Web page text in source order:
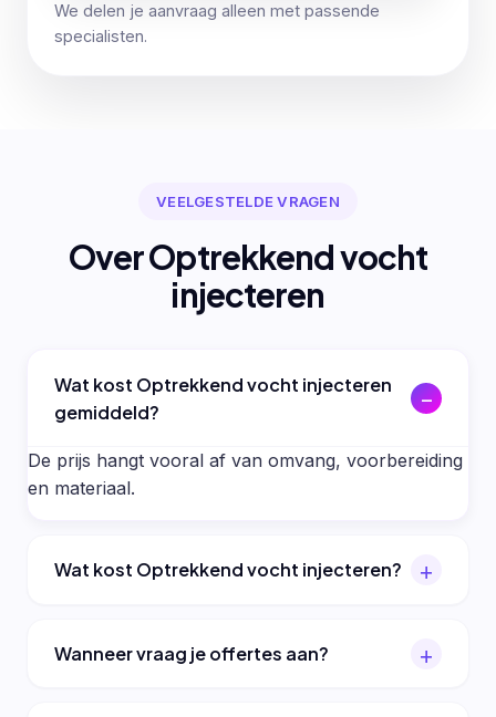
We delen je aanvraag alleen met passende
specialisten.
VEELGESTELDE VRAGEN
Over Optrekkend vocht
injecteren
Wat kost Optrekkend vocht injecteren
gemiddeld?
De prijs hangt vooral af van omvang, voorbereiding
en materiaal.
Wat kost Optrekkend vocht injecteren?
Wanneer vraag je offertes aan?